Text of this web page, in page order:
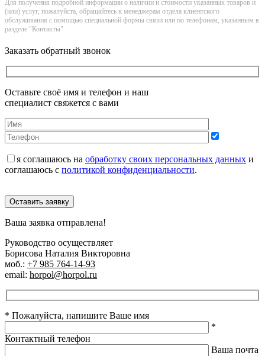
Для получения подробной информации о наличии и стоимости указанных товаров и
(или) услуг, пожалуйста, обращайтесь к менеджерам отдела клиентского
обслуживания с помощью специальной формы связи или по телефонам, указанным в
разделе "Контакты"
Заказать обратный звонок
Оставьте своё имя и телефон и наш
специалист свяжется с вами
я соглашаюсь на обработку своих персональных данных и
соглашаюсь с политикой конфиденциальности.
Оставить заявку
Ваша заявка отправлена!
Руководство осуществляет
Борисова Наталия Викторовна
моб.: +7 985 764-14-93
email: horpol@horpol.ru
* Пожалуйста, напишите Ваше имя
*
Контактный телефон
Ваша почта